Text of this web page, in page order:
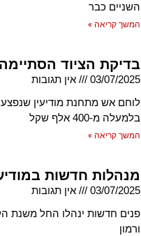
השניים כבר
המשך קריאה »
בדיקת הציוד
03/07/2025
אין תגובות
לוחם אש מתחנת מודיעין שנפצע
בלמעלה מ-400 אלף שקל
המשך קריאה »
מנהלות חדשות
03/07/2025
אין תגובות
פנים חדשות ינהלו החל משנת
ורמון